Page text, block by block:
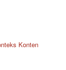
Konten